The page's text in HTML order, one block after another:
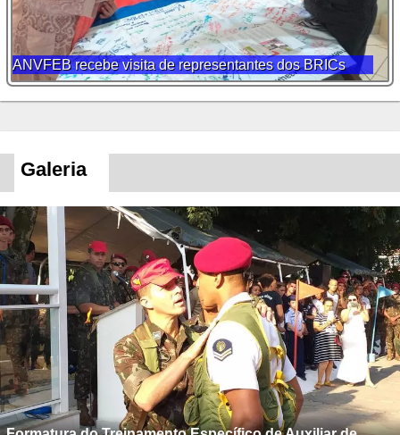
ANVFEB recebe visita de representantes dos BRICs
Galeria